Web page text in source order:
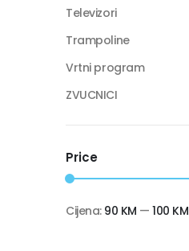
Televizori
Trampoline
Vrtni program
ZVUCNICI
Price
Cijena: 90 KM —100 KM